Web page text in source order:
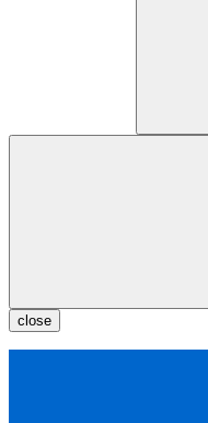
close